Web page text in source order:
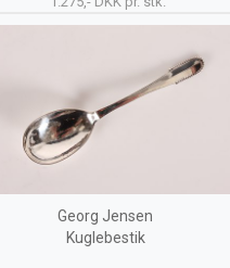
Georg Jensen
Kuglebestik